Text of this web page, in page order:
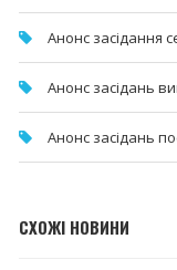
Анонс засідання
Анонс засідань
Анонс засідань
СХОЖІ НОВИНИ